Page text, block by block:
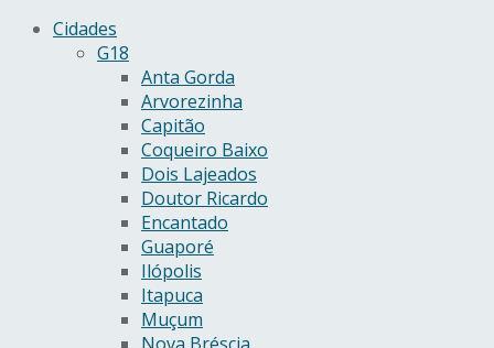
Cidades
G18
Anta Gorda
Arvorezinha
Capitão
Coqueiro Baixo
Dois Lajeados
Doutor Ricardo
Encantado
Guaporé
Ilópolis
Itapuca
Muçum